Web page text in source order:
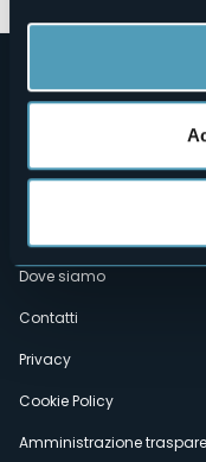
Menù
Dove siamo
Contatti
Privacy
Cookie Policy
Amministrazione